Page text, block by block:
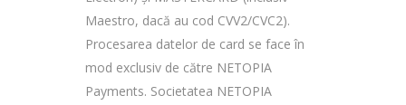
Maestro, dacă au cod CVV2/CVC2).
Procesarea datelor de card se face în
mod exclusiv de către NETOPIA
Payments. Societatea NETOPIA